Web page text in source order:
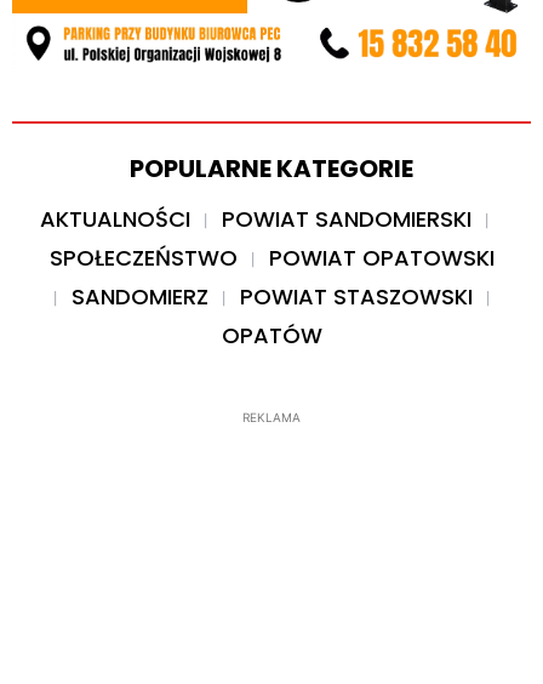
POPULARNE KATEGORIE
AKTUALNOŚCI
POWIAT SANDOMIERSKI
SPOŁECZEŃSTWO
POWIAT OPATOWSKI
SANDOMIERZ
POWIAT STASZOWSKI
OPATÓW
REKLAMA